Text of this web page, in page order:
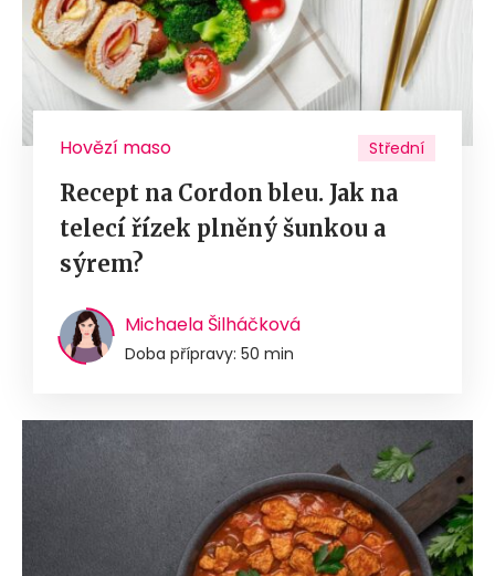
Hovězí maso Střední
Recept na Cordon bleu. Jak na
telecí řízek plněný šunkou a
sýrem?
Michaela Šilháčková
Doba přípravy: 50 min